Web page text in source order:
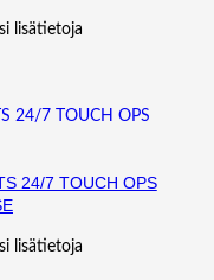
lisätietoja
24/7 TOUCH OPS
lisätietoja